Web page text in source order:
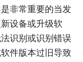
非常重要的当发
设备或升级软
识别或识别错误
件版本过旧导致